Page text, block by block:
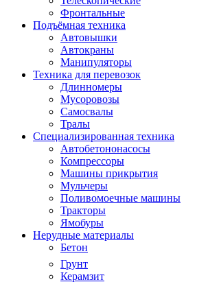
Нерудные материалы
Бетон
Грунт
Керамзит
Фронтальные
Подъёмная техника
Автовышки
Автокраны
Манипуляторы
Специализированная техника
Автобетононасосы
Компрессоры
Машины прикрытия
Мульчеры
Поливомоечные машины
Тракторы
Ямобуры
Техника для перевозок
Длинномеры
Мусоровозы
Самосвалы
Тралы